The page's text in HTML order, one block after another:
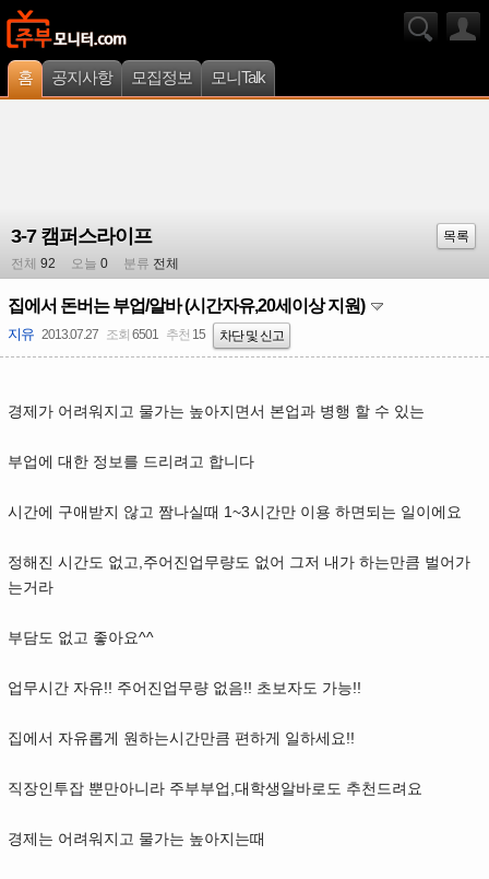
홈 공지사항 모집정보 모니Talk
3-7 캠퍼스라이프
목록
전체 92 오늘 0 분류 전체
집에서 돈버는 부업/알바 (시간자유,20세이상 지원)
지유 2013.07.27 조회 6501 추천 15 차단 및 신고
경제가 어려워지고 물가는 높아지면서 본업과 병행 할 수 있는
부업에 대한 정보를 드리려고 합니다
시간에 구애받지 않고 짬나실때 1~3시간만 이용 하면되는 일이에요
정해진 시간도 없고,주어진업무량도 없어 그저 내가 하는만큼 벌어가
는거라
부담도 없고 좋아요^^
업무시간 자유!! 주어진업무량 없음!! 초보자도 가능!!
집에서 자유롭게 원하는시간만큼 편하게 일하세요!!
직장인투잡 뿐만아니라 주부부업,대학생알바로도 추천드려요
경제는 어려워지고 물가는 높아지는때